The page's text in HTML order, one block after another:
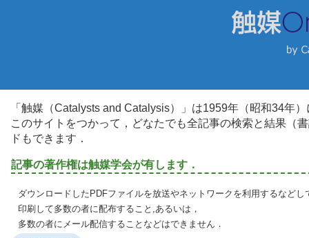
「触媒（Catalysts and Catalysis）」は1959年（昭和34年
このサイトをつかって，どなたでも全記事の検索と結果（
ドもできます．
記事の著作権は触媒学会が有します．
ダウンロードしたPDFファイルを放送やネットワークを利用するなど
印刷して多数の者に配布すること,あるいは，
多数の者にメール配信することなどはできません．